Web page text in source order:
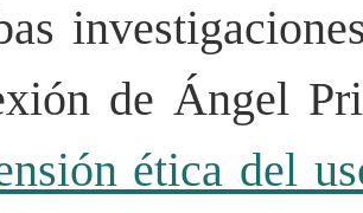
de Ángel
ética del